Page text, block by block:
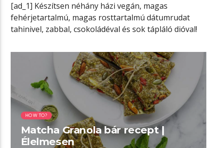
[ad_1] Készítsen néhány házi vegán, magas
fehérjetartalmú, magas rosttartalmú dátumrudat
tahinivel, zabbal, csokoládéval és sok tápláló dióval!
04:04 READ TIME
HOW TO?
Matcha Granola bár recept |
Élelmesen